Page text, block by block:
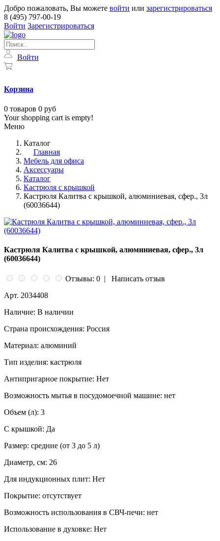
Добро пожаловать, Вы можете войти или зарегистрироваться
8 (495) 797-00-19
Войти Зарегистрироваться
Войти
Корзина
0 товаров 0 руб
Your shopping cart is empty!
Меню
Каталог
Главная
Мебель для офиса
Аксессуары
Каталог
Кастрюля с крышкой
Кастрюля Калитва с крышкой, алюминиевая, сфер., 3л
(60036644)
Кастрюля Калитва с крышкой, алюминиевая, сфер., 3л
(60036644)
Отзывы: 0 |
Написать отзыв
Арт. 2034408
Наличие: В наличии
Страна происхождения: Россия
Материал: алюминий
Тип изделия: кастрюля
Антипригарное покрытие: Нет
Возможность мытья в посудомоечной машине: нет
Объем (л): 3
С крышкой: Да
Размер: средние (от 3 до 5 л)
Диаметр, см: 26
Для индукционных плит: Нет
Покрытие: отсутствует
Возможность использования в СВЧ-печи: нет
Использование в духовке: Нет